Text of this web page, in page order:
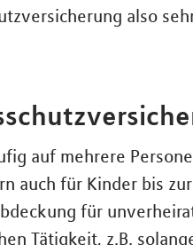
also
auf mehrere
auch für Kinder bis
für
Tätigkeit, z.B.